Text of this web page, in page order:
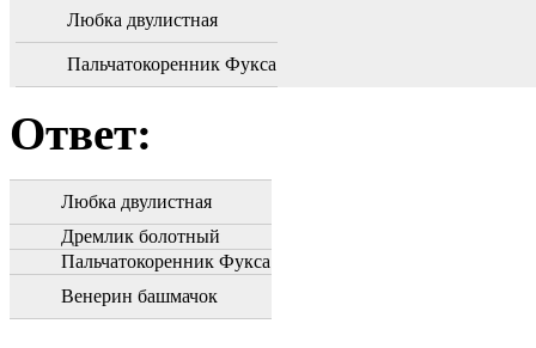
Любка двулистная
Пальчатокоренник Фукса
Ответ:
Любка двулистная
Дремлик болотный
Пальчатокоренник Фукса
Венерин башмачок